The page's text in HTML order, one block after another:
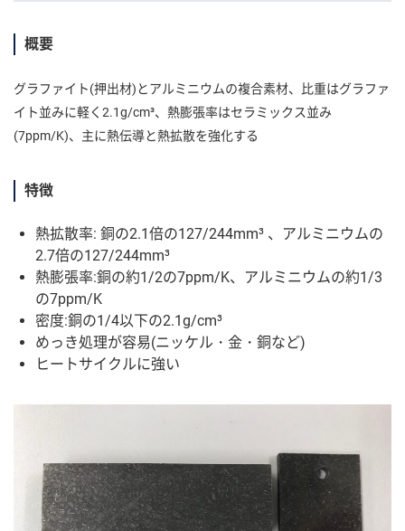
概要
グラファイト(押出材)とアルミニウムの複合素材、比重はグラファ
イト並みに軽く2.1g/cm³、熱膨張率はセラミックス並み
(7ppm/K)、主に熱伝導と熱拡散を強化する
特徴
熱拡散率: 銅の2.1倍の127/244mm³ 、アルミニウムの
2.7倍の127/244mm³
熱膨張率:銅の約1/2の7ppm/K、アルミニウムの約1/3
の7ppm/K
密度:銅の1/4以下の2.1g/cm³
めっき処理が容易(ニッケル・金・銅など)
ヒートサイクルに強い